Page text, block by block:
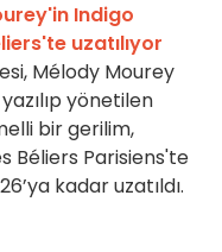
Indigo
uzatılıyor
Mélody Mourey
yönetilen
bir gerilim,
Béliers Parisiens'te
kadar uzatıldı.